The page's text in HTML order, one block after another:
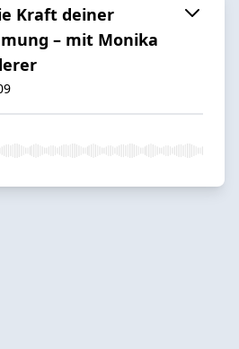
Kraft deiner
– mit Monika